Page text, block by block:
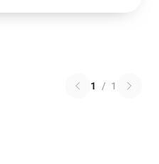
1 / 1